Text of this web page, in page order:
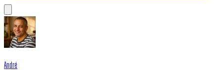
André